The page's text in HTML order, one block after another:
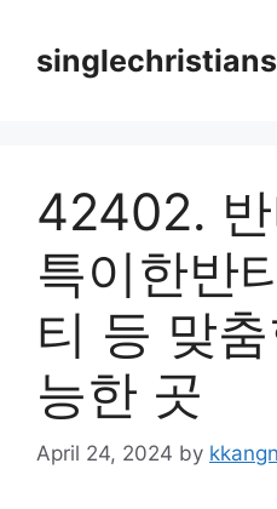
content
42402.
특이한반
티 등 맞
능한 곳
April 24, 2024 by